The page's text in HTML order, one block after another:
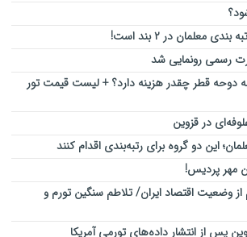
معلمان در ۲ بند است!
قطر چقدر هزینه دارد؟ + لیست قیمت تور
در قزوین
این دو گروه برای رتبه‌بندی اقدام کنند
مهر پردیس!
وضعیت اقتصاد ایران/ تلاطم سنگین تورم و
پس از انتشار داده‌های تورمی آمریکا